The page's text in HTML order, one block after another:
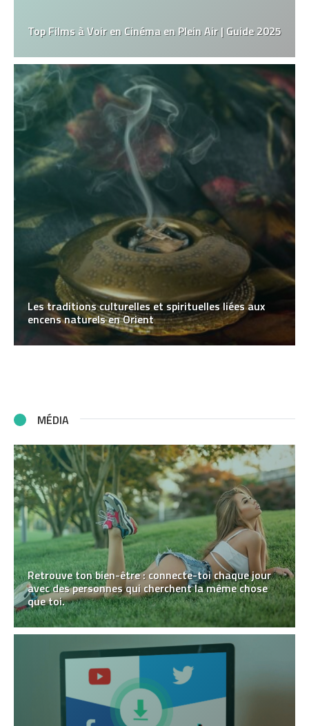
Top Films à Voir en Cinéma en Plein Air | Guide 2025
Les traditions culturelles et spirituelles liées aux
encens naturels en Orient
MÉDIA
Retrouve ton bien-être : connecte-toi chaque jour
avec des personnes qui cherchent la même chose
que toi.